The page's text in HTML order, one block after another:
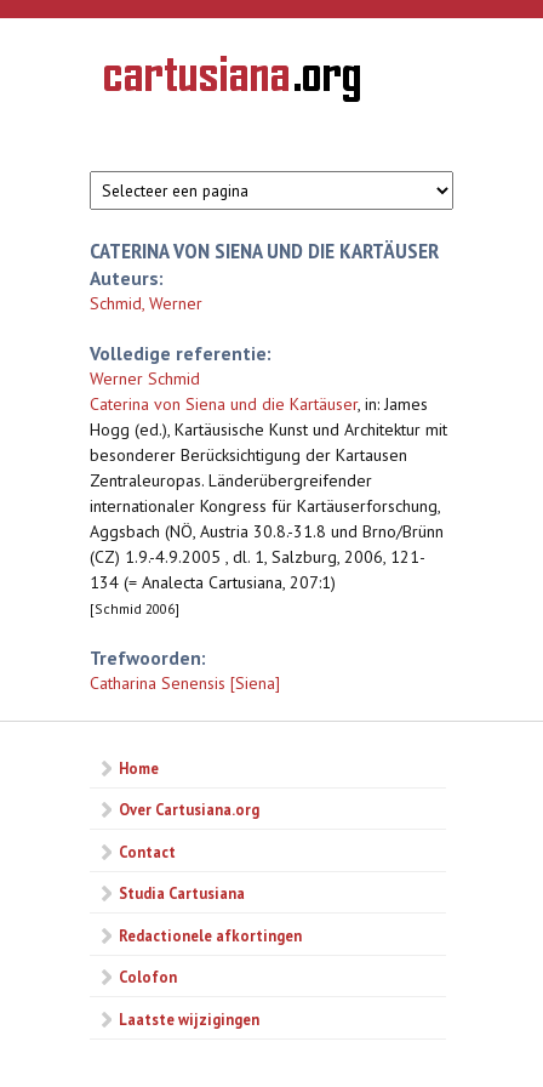
Overslaan en naar de inhoud gaan
CARTUSIANA
Geschiedenis
van de
CATERINA VON SIENA UND DIE KARTÄUSER
Auteurs:
Schmid, Werner
Volledige referentie:
Werner Schmid
Caterina von Siena und die Kartäuser, in: James
Hogg (ed.), Kartäusische Kunst und Architektur mit
besonderer Berücksichtigung der Kartausen
Zentraleuropas. Länderübergreifender
internationaler Kongress für Kartäuserforschung,
Aggsbach (NÖ, Austria 30.8.-31.8 und Brno/Brünn
(CZ) 1.9.-4.9.2005 , dl. 1, Salzburg, 2006, 121-
134 (= Analecta Cartusiana, 207:1)
[Schmid 2006]
Trefwoorden:
Catharina Senensis [Siena]
Home
Over Cartusiana.org
Contact
Studia Cartusiana
Redactionele afkortingen
Colofon
Laatste wijzigingen